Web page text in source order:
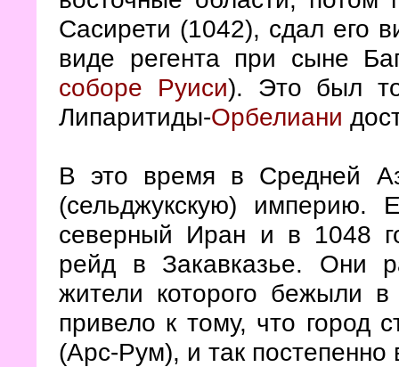
Сасирети (1042), сдал его
виде регента при сыне
соборе Руиси). Это был
Липаритиды-Орбелиани
В это время в Средней
(сельджукскую) империю.
северный Иран и в 1048
рейд в Закавказье. Они
жители которого бежыли
привело к тому, что город
(Арс-Рум), и так